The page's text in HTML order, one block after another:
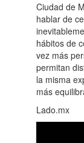
Ciudad de
hablar de
hábitos de
vez más
permitan
la misma
más
Lado.mx